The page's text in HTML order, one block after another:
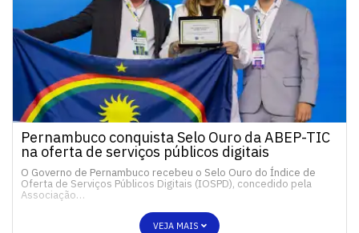
Pernambuco conquista Selo Ouro da ABEP-TIC
na oferta de serviços públicos digitais
O Governo de Pernambuco recebeu o Selo Ouro do Índice de
Oferta de Serviços Públicos Digitais (IOSPD), concedido pela
Associação…
VEJA MAIS